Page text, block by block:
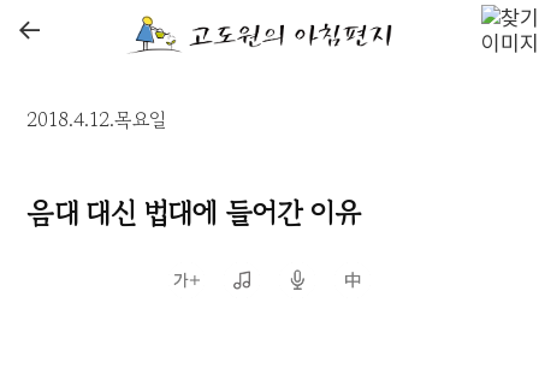
←
2018.4.12.목요일
음대 대신 법대에 들어간 이유